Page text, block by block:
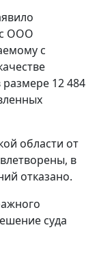
с ООО
с
12 484
области от
в
отказано.
суда